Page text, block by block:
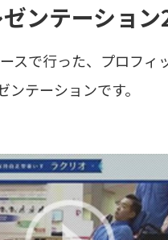
ンテーション
スで行った、プロフィ
ンテーションです。